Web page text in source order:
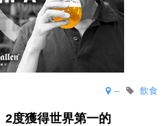
-- 飲食
2度獲得世界第一的